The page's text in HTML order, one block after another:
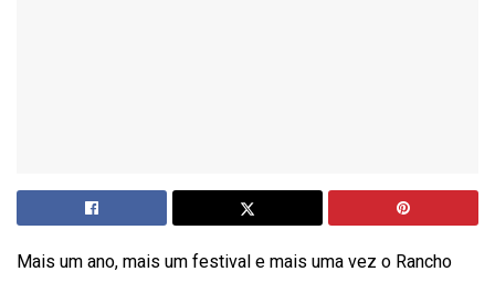
Mais um ano, mais um festival e mais uma vez o Rancho